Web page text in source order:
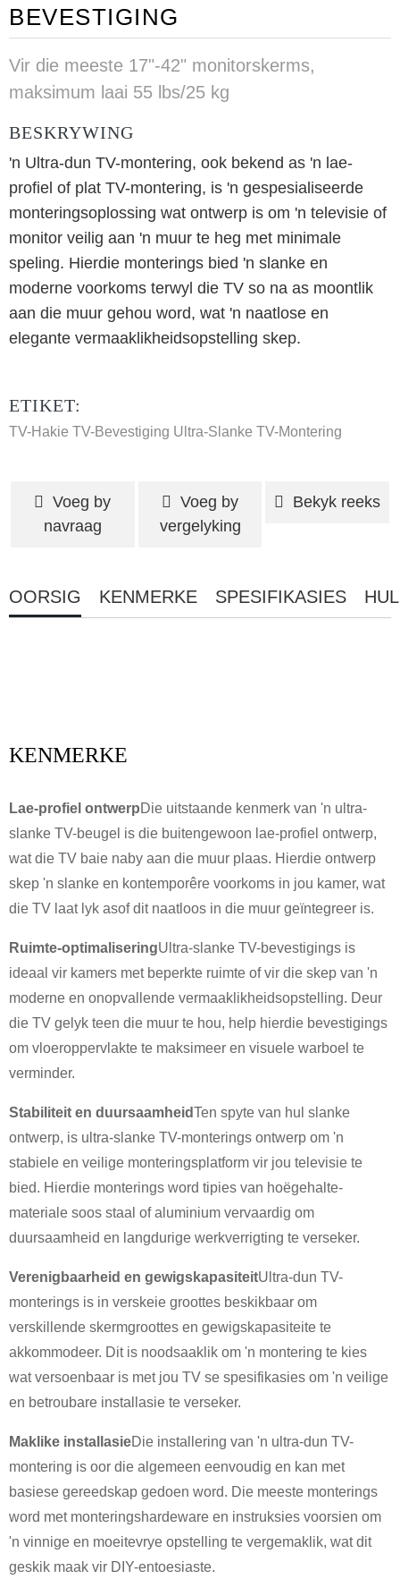
BEVESTIGING
Vir die meeste 17"-42" monitorskerms,
maksimum laai 55 lbs/25 kg
BESKRYWING
'n Ultra-dun TV-montering, ook bekend as 'n lae-
profiel of plat TV-montering, is 'n gespesialiseerde
monteringsoplossing wat ontwerp is om 'n televisie of
monitor veilig aan 'n muur te heg met minimale
speling. Hierdie monterings bied 'n slanke en
moderne voorkoms terwyl die TV so na as moontlik
aan die muur gehou word, wat 'n naatlose en
elegante vermaaklikheidsopstelling skep.
ETIKET:
TV-Hakie TV-Bevestiging Ultra-Slanke TV-Montering
Voeg by
navraag
Voeg by
vergelyking
Bekyk reeks
OORSIG KENMERKE SPESIFIKASIES
KENMERKE
Lae-profiel ontwerpDie uitstaande kenmerk van 'n ultra-
slanke TV-beugel is die buitengewoon lae-profiel ontwerp,
wat die TV baie naby aan die muur plaas. Hierdie ontwerp
skep 'n slanke en kontemporêre voorkoms in jou kamer, wat
die TV laat lyk asof dit naatloos in die muur geïntegreer is.
Ruimte-optimaliseringUltra-slanke TV-bevestigings is
ideaal vir kamers met beperkte ruimte of vir die skep van 'n
moderne en onopvallende vermaaklikheidsopstelling. Deur
die TV gelyk teen die muur te hou, help hierdie bevestigings
om vloeroppervlakte te maksimeer en visuele warboel te
verminder.
Stabiliteit en duursaamheidTen spyte van hul slanke
ontwerp, is ultra-slanke TV-monterings ontwerp om 'n
stabiele en veilige monteringsplatform vir jou televisie te
bied. Hierdie monterings word tipies van hoëgehalte-
materiale soos staal of aluminium vervaardig om
duursaamheid en langdurige werkverrigting te verseker.
Verenigbaarheid en gewigskapasiteitUltra-dun TV-
monterings is in verskeie groottes beskikbaar om
verskillende skermgroottes en gewigskapasiteite te
akkommodeer. Dit is noodsaaklik om 'n montering te kies
wat versoenbaar is met jou TV se spesifikasies om 'n veilige
en betroubare installasie te verseker.
Maklike installasieDie installering van 'n ultra-dun TV-
montering is oor die algemeen eenvoudig en kan met
basiese gereedskap gedoen word. Die meeste monterings
word met monteringshardeware en instruksies voorsien om
'n vinnige en moeitevrye opstelling te vergemaklik, wat dit
geskik maak vir DIY-entoesiaste.
KIES JOU EIE IDENTITEIT
Ek is
CHARM se kliënt
×
VERIFIEER JOU IDENTITEIT
DIEN 'N VERSOEK IN